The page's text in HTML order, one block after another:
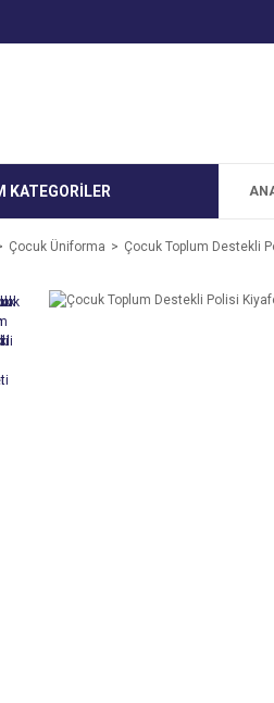
KATEGORİLER
Çocuk Üniforma Çocuk Toplum Destekli